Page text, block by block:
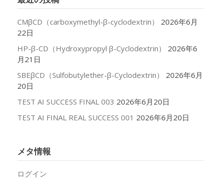
ブ
CMβCD（carboxymethyl-β-cyclodextrin）
2026年6月
22日
HP-β-CD（Hydroxypropyl β-Cyclodextrin）
2026年6
月21日
SBEβCD（Sulfobutylether-β-Cyclodextrin）
2026年6月
20日
TEST AI SUCCESS FINAL 003 2026年6月20日
TEST AI FINAL REAL SUCCESS 001 2026年6月20日
メタ情報
ログイン